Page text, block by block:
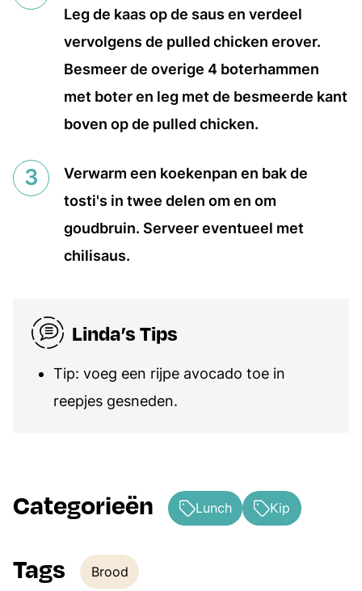
Leg de kaas op de saus en verdeel
vervolgens de pulled chicken erover.
Besmeer de overige 4 boterhammen
met boter en leg met de besmeerde kant
boven op de pulled chicken.
Verwarm een koekenpan en bak de
tosti's in twee delen om en om
goudbruin. Serveer eventueel met
chilisaus.
Linda’s Tips
Tip: voeg een rijpe avocado toe in
reepjes gesneden.
Categorieën Lunch Kip
Tags
Tags
Brood